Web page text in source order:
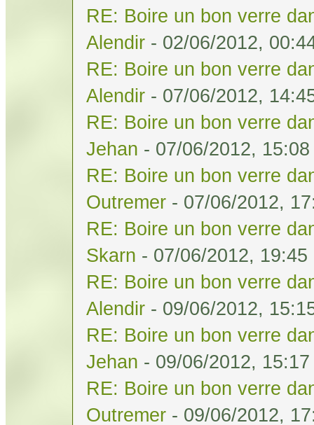
RE: Boire un bon verre
Alendir - 02/06/2012,
RE: Boire un bon verre
Alendir - 07/06/2012,
RE: Boire un bon verre
Jehan - 07/06/2012, 15:08
RE: Boire un bon verre
Outremer - 07/06/2012,
RE: Boire un bon verre
Skarn - 07/06/2012, 19:45
RE: Boire un bon verre
Alendir - 09/06/2012,
RE: Boire un bon verre
Jehan - 09/06/2012, 15:17
RE: Boire un bon verre
Outremer - 09/06/2012,